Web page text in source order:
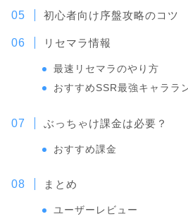
初心者向け序盤攻略のコツ
リセマラ情報
最速リセマラのやり方
おすすめSSR最強キャララ
ぶっちゃけ課金は必要？
おすすめ課金
まとめ
ユーザーレビュー